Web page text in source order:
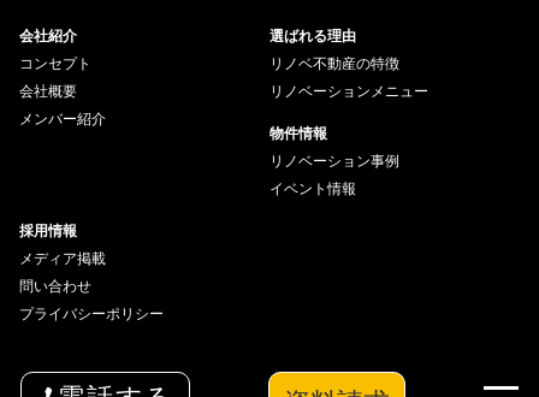
会社紹介
コンセプト
会社概要
メンバー紹介
選ばれる理由
リノベ不動産の特徴
リノベーションメニュー
物件情報
リノベーション事例
イベント情報
採用情報
メディア掲載
問い合わせ
プライバシーポリシー